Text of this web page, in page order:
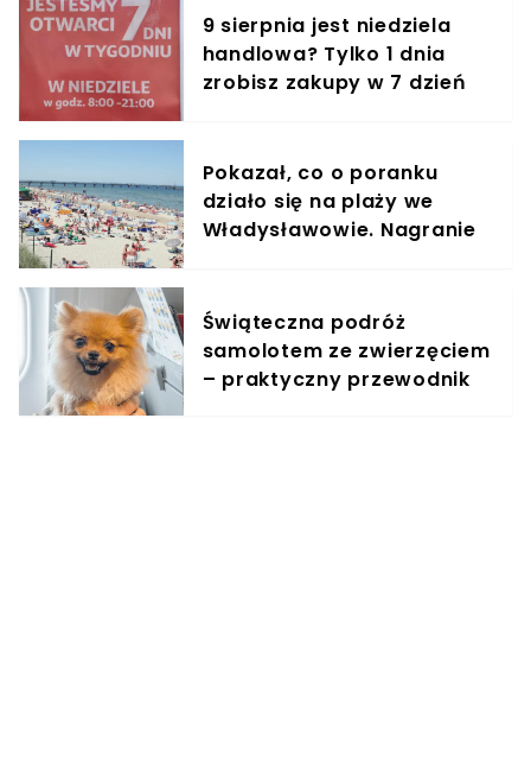
9 sierpnia jest niedziela
handlowa? Tylko 1 dnia
zrobisz zakupy w 7 dzień
Pokazał, co o poranku
działo się na plaży we
Władysławowie. Nagranie
Świąteczna podróż
samolotem ze zwierzęciem
– praktyczny przewodnik